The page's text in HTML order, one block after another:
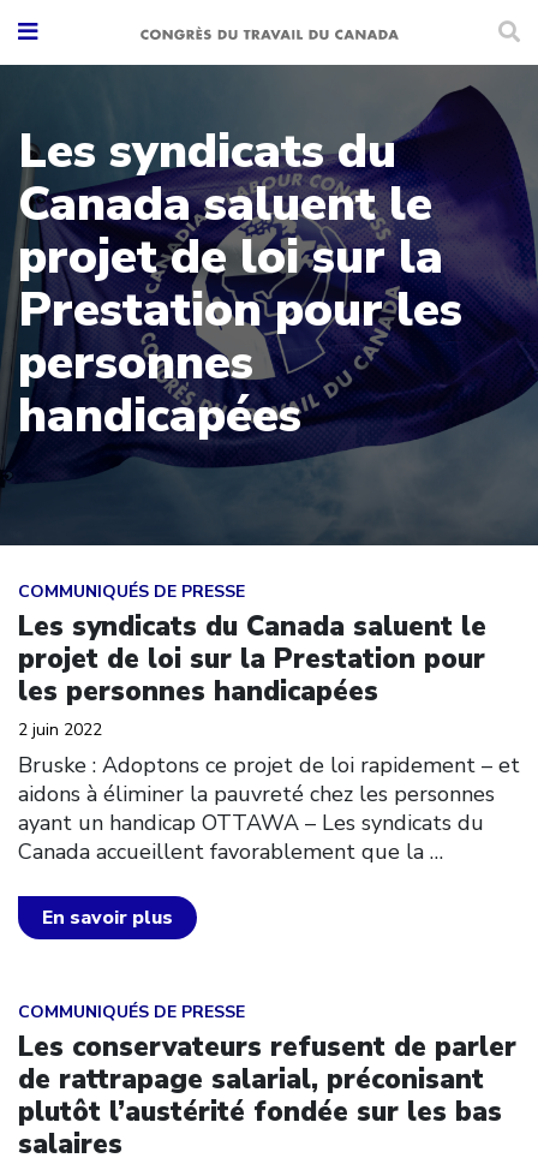
Les syndicats du
Canada saluent le
projet de loi sur la
Prestation pour les
personnes
handicapées
COMMUNIQUÉS DE PRESSE
Les syndicats du Canada saluent le
projet de loi sur la Prestation pour
les personnes handicapées
2 juin 2022
Bruske : Adoptons ce projet de loi rapidement – et
aidons à éliminer la pauvreté chez les personnes
ayant un handicap OTTAWA – Les syndicats du
Canada accueillent favorablement que la …
En savoir plus
Click to open the link
COMMUNIQUÉS DE PRESSE
Les conservateurs refusent de parler
de rattrapage salarial, préconisant
plutôt l’austérité fondée sur les bas
salaires
Click to open the link